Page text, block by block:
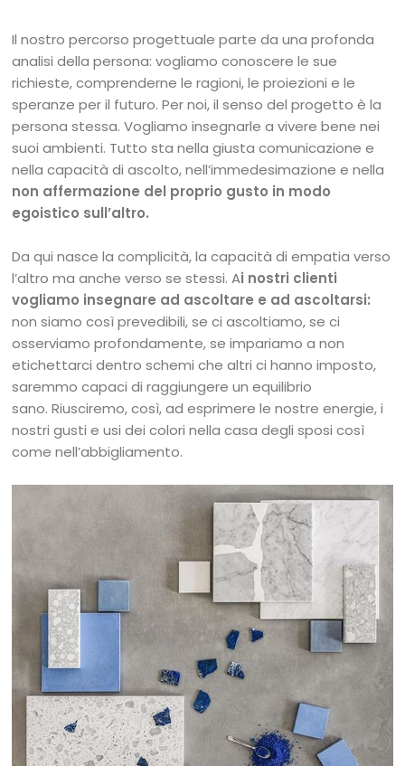
Il nostro percorso progettuale parte da una profonda
analisi della persona: vogliamo conoscere le sue
richieste, comprenderne le ragioni, le proiezioni e le
speranze per il futuro. Per noi, il senso del progetto è la
persona stessa. Vogliamo insegnarle a vivere bene nei
suoi ambienti. Tutto sta nella giusta comunicazione e
nella capacità di ascolto, nell’immedesimazione e nella
non affermazione del proprio gusto in modo
egoistico sull’altro.
Da qui nasce la complicità, la capacità di empatia verso
l’altro ma anche verso se stessi. Ai nostri clienti
vogliamo insegnare ad ascoltare e ad ascoltarsi:
non siamo così prevedibili, se ci ascoltiamo, se ci
osserviamo profondamente, se impariamo a non
etichettarci dentro schemi che altri ci hanno imposto,
saremmo capaci di raggiungere un equilibrio
sano. Riusciremo, così, ad esprimere le nostre energie, i
nostri gusti e usi dei colori nella casa degli sposi così
come nell’abbigliamento.